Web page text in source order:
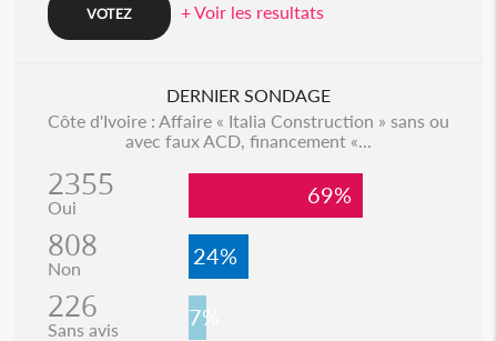
+ Voir les resultats
DERNIER SONDAGE
Côte d'Ivoire : Affaire « Italia Construction » sans ou
avec faux ACD, financement «...
2355
Oui 69%
808
Non 24%
226
Sans avis 7%